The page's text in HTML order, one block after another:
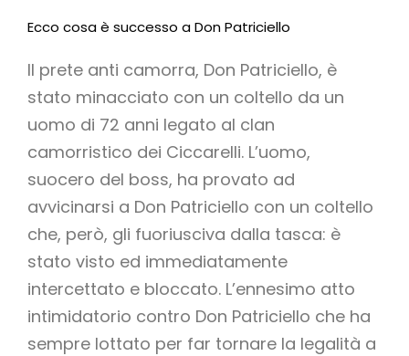
Ecco cosa è successo a Don Patriciello
Il prete anti camorra, Don Patriciello, è
stato minacciato con un coltello da un
uomo di 72 anni legato al clan
camorristico dei Ciccarelli. L’uomo,
suocero del boss, ha provato ad
avvicinarsi a Don Patriciello con un coltello
che, però, gli fuoriusciva dalla tasca: è
stato visto ed immediatamente
intercettato e bloccato. L’ennesimo atto
intimidatorio contro Don Patriciello che ha
sempre lottato per far tornare la legalità a